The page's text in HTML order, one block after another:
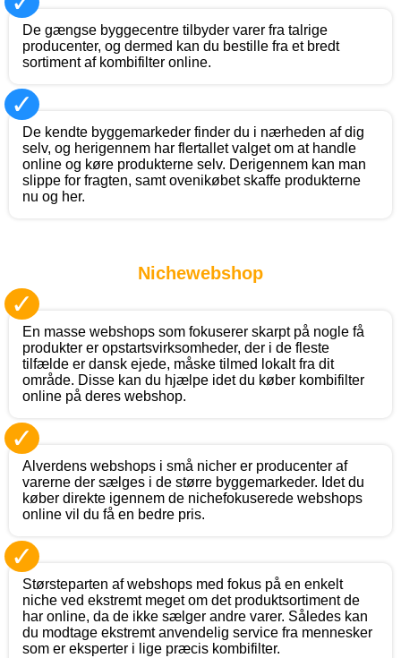
De gængse byggecentre tilbyder varer fra talrige
producenter, og dermed kan du bestille fra et bredt
sortiment af kombifilter online.
✓
De kendte byggemarkeder finder du i nærheden af dig
selv, og herigennem har flertallet valget om at handle
online og køre produkterne selv. Derigennem kan man
slippe for fragten, samt ovenikøbet skaffe produkterne
nu og her.
Nichewebshop
✓
En masse webshops som fokuserer skarpt på nogle få
produkter er opstartsvirksomheder, der i de fleste
tilfælde er dansk ejede, måske tilmed lokalt fra dit
område. Disse kan du hjælpe idet du køber kombifilter
online på deres webshop.
✓
Alverdens webshops i små nicher er producenter af
varerne der sælges i de større byggemarkeder. Idet du
køber direkte igennem de nichefokuserede webshops
online vil du få en bedre pris.
✓
Størsteparten af webshops med fokus på en enkelt
niche ved ekstremt meget om det produktsortiment de
har online, da de ikke sælger andre varer. Således kan
du modtage ekstremt anvendelig service fra mennesker
som er eksperter i lige præcis kombifilter.